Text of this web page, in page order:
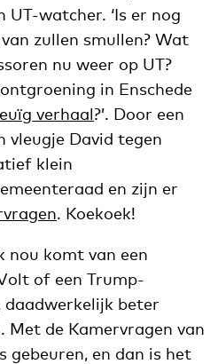
UT-watcher. ‘Is er nog
zullen smullen? Wat
nu weer op UT?
in Enschede
verhaal?’. Door een
vleugje David tegen
klein
en zijn er
. Koekoek!
nou komt van een
of een Trump-
daadwerkelijk beter
Met de Kamervragen van
en dan is het